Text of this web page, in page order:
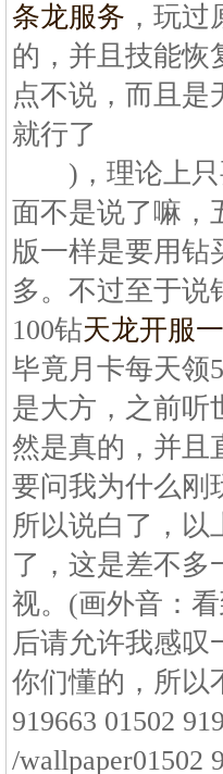
条龙服务 ，玩
的，并且技能
点不说，而且是
就行了
)，理论上只
面不是说了嘛，
版一样是要用钻
多。不过至于说
100钻天龙开服
毕竟月卡每天领
是大方，之前听
然是真的，并且
要问我为什么刚
所以说白了，以
了，这是差不多
视。(画外音：
后请允许我感叹
你们懂的，所以
919663 01502
/wallpaper01502